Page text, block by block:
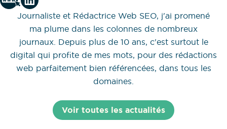
Journaliste et Rédactrice Web SEO, j'ai promené
ma plume dans les colonnes de nombreux
journaux. Depuis plus de 10 ans, c'est surtout le
digital qui profite de mes mots, pour des rédactions
web parfaitement bien référencées, dans tous les
domaines.
Voir toutes les actualités